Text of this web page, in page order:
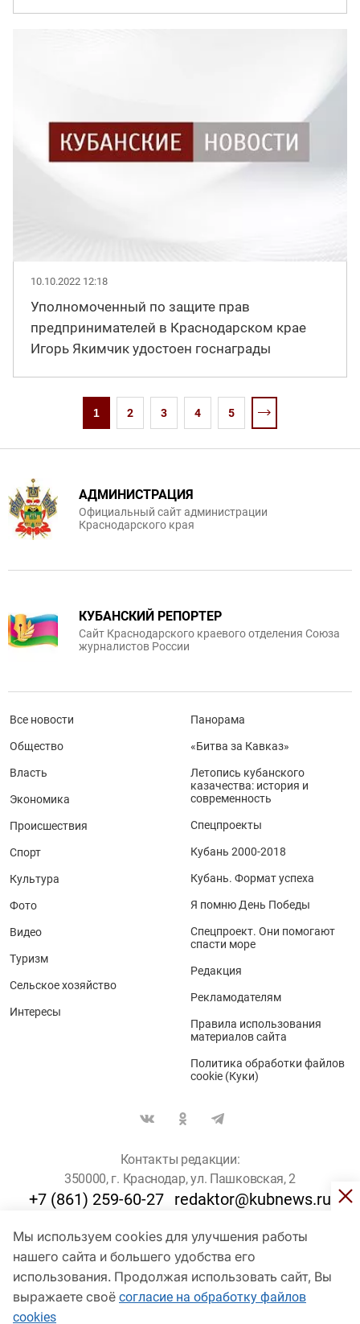
10.10.2022 12:18
Уполномоченный по защите прав
предпринимателей в Краснодарском крае
Игорь Якимчик удостоен госнаграды
1 2 3 4 5
Мы используем cookies для улучшения работы
нашего сайта и большего удобства его
использования. Продолжая использовать сайт, Вы
выражаете своё согласие на обработку файлов
cookies
АДМИНИСТРАЦИЯ
Официальный сайт администрации
Краснодарского края
КУБАНСКИЙ РЕПОРТЕР
Сайт Краснодарского краевого отделения Союза
журналистов России
Все новости
Общество
Власть
Экономика
Происшествия
Спорт
Культура
Фото
Видео
Туризм
Сельское хозяйство
Интересы
Панорама
«Битва за Кавказ»
Летопись кубанского
казачества: история и
современность
Спецпроекты
Кубань 2000-2018
Кубань. Формат успеха
Я помню День Победы
Спецпроект. Они помогают
спасти море
Редакция
Рекламодателям
Правила использования
материалов сайта
Политика обработки файлов
cookie (Куки)
Контакты редакции:
350000, г. Краснодар, ул. Пашковская, 2
+7 (861) 259-60-27 redaktor@kubnews.ru
Для пользователей старше 16 лет
© Кубанские Новости, 2017
Сетевое издание «kubnews» зарегистрировано Федеральной
службой по надзору в сфере связи, информационных технологий
и массовых коммуникаций (Роскомнадзор). Регистрационный